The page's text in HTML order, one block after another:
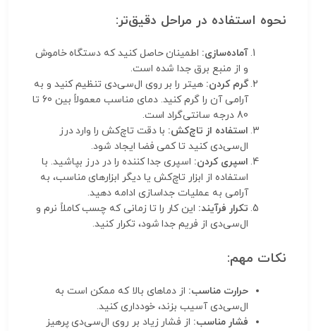
نحوه استفاده در مراحل دقیق‌تر:
آماده‌سازی: اطمینان حاصل کنید که دستگاه خاموش
و از منبع برق جدا شده است.
گرم کردن: هیتر را بر روی ال‌سی‌دی تنظیم کنید و به
آرامی آن را گرم کنید. دمای مناسب معمولاً بین 60 تا
80 درجه سانتی‌گراد است.
استفاده از تاچ‌کش: با دقت تاچ‌کش را وارد درز
ال‌سی‌دی کنید تا کمی فضا ایجاد شود.
اسپری کردن: اسپری جدا کننده را در درز بپاشید. با
استفاده از ابزار تاچ‌کش یا دیگر ابزارهای مناسب، به
آرامی به عملیات جداسازی ادامه دهید.
تکرار فرآیند: این کار را تا زمانی که چسب کاملاً نرم و
ال‌سی‌دی از فریم جدا شود، تکرار کنید.
نکات مهم:
حرارت مناسب: از دماهای بالا که ممکن است به
ال‌سی‌دی آسیب بزند، خودداری کنید.
فشار مناسب: از فشار زیاد بر روی ال‌سی‌دی پرهیز